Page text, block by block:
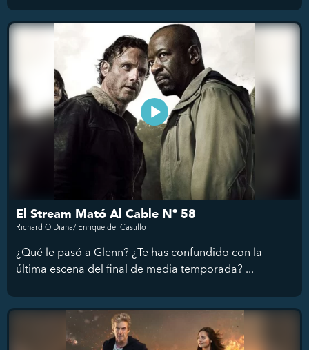
El Stream Mató Al Cable Nº 58
Richard O'Diana/ Enrique del Castillo
¿Qué le pasó a Glenn? ¿Te has confundido con la
última escena del final de media temporada? ...